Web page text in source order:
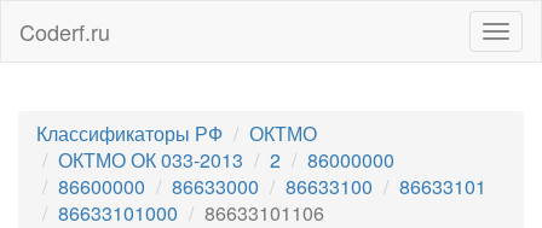
Coderf.ru
Классификаторы РФ
ОКТМО
ОКТМО ОК 033-2013
2
86000000
86600000
86633000 86633100
86633101
86633101000
86633101106